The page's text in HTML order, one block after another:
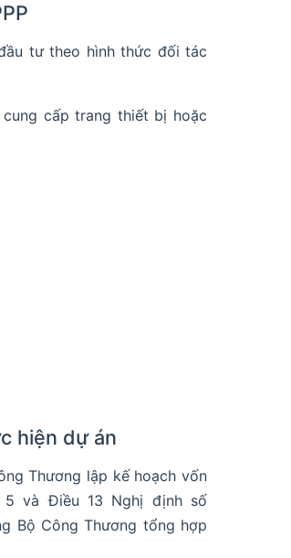
tư theo hình thức đối tác
cấp trang thiết bị hoặc
hiện dự án
Thương lập kế hoạch vốn
và Điều 13 Nghị định số
Bộ Công Thương tổng hợp